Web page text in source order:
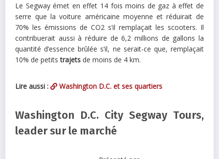
Le Segway émet en effet 14 fois moins de gaz à effet de
serre que la voiture américaine moyenne et réduirait de
70% les émissions de CO2 s’il remplaçait les scooters. Il
contribuerait aussi à réduire de 6,2 millions de gallons la
quantité d’essence brûlée s’il, ne serait-ce que, remplaçait
10% de petitstrajets de moins de 4 km.
Lire aussi : Washington D.C. et ses quartiers
Washington D.C. City Segway Tours,
leader sur le marché